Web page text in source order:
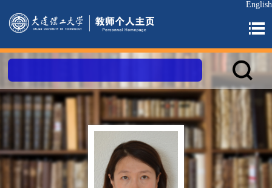
English